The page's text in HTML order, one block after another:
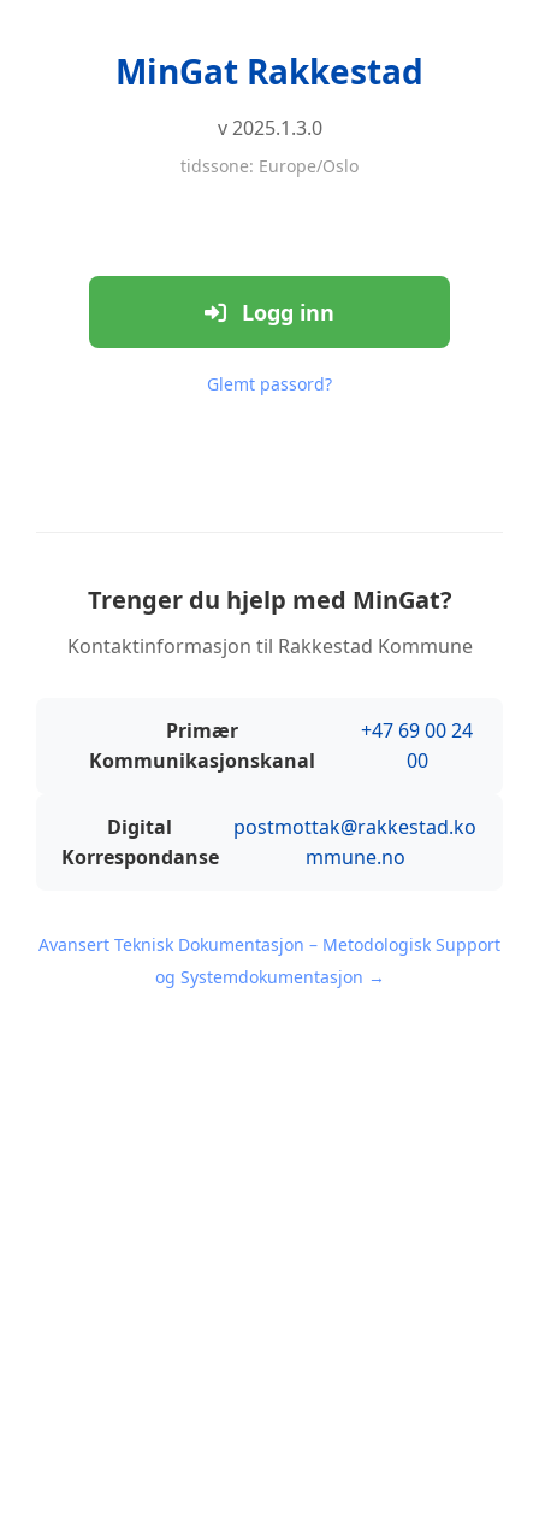
MinGat Rakkestad
v 2025.1.3.0
tidssone: Europe/Oslo
Logg inn
Glemt passord?
Trenger du hjelp med MinGat?
Kontaktinformasjon til Rakkestad Kommune
Primær
Kommunikasjonskanal
+47 69 00 24
00
Digital
Korrespondanse
postmottak@rakkestad.ko
mmune.no
Avansert Teknisk Dokumentasjon – Metodologisk Support
og Systemdokumentasjon →